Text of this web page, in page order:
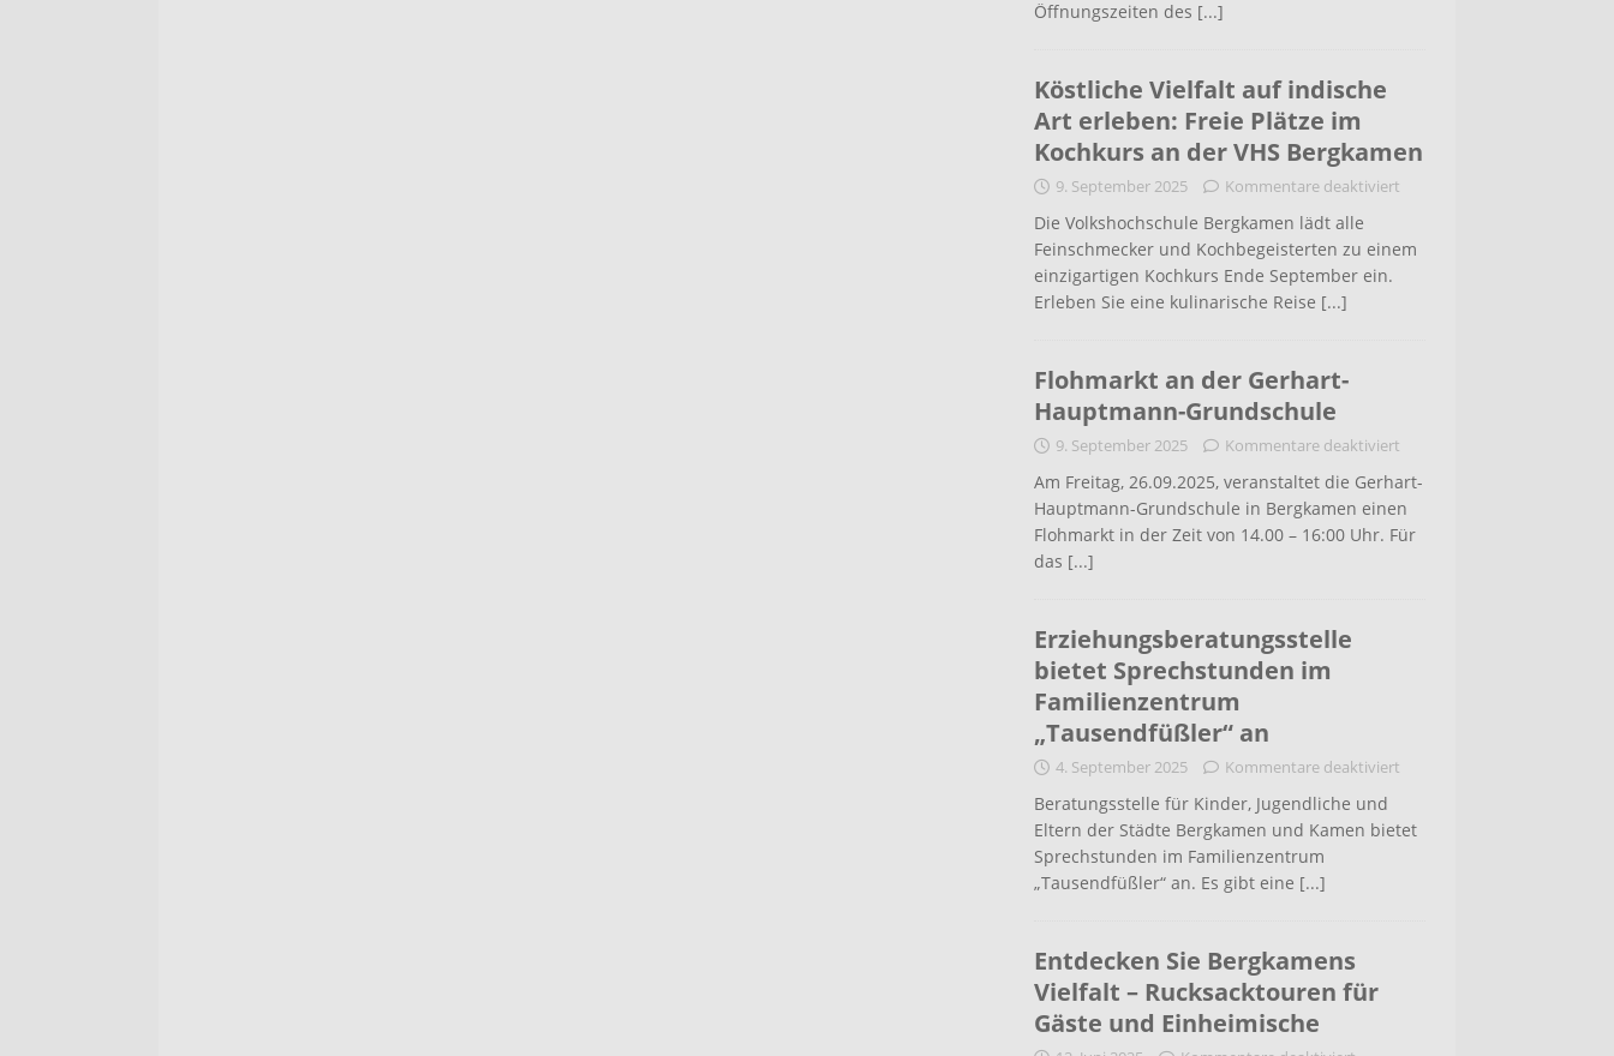
Öffnungszeiten des [...]
Köstliche Vielfalt auf indische
Art erleben: Freie Plätze im
Kochkurs an der VHS Bergkamen
9. September 2025 Kommentare deaktiviert
Die Volkshochschule Bergkamen lädt alle
Feinschmecker und Kochbegeisterten zu einem
einzigartigen Kochkurs Ende September ein.
Erleben Sie eine kulinarische Reise [...]
Flohmarkt an der Gerhart-
Hauptmann-Grundschule
9. September 2025 Kommentare deaktiviert
Am Freitag, 26.09.2025, veranstaltet die Gerhart-
Hauptmann-Grundschule in Bergkamen einen
Flohmarkt in der Zeit von 14.00 – 16:00 Uhr. Für
das [...]
Erziehungsberatungsstelle
bietet Sprechstunden im
Familienzentrum
„Tausendfüßler“ an
4. September 2025 Kommentare deaktiviert
Beratungsstelle für Kinder, Jugendliche und
Eltern der Städte Bergkamen und Kamen bietet
Sprechstunden im Familienzentrum
„Tausendfüßler“ an. Es gibt eine [...]
Entdecken Sie Bergkamens
Vielfalt – Rucksacktouren für
Gäste und Einheimische